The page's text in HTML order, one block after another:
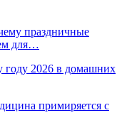
праздничные
для…
2026 в домашних
примиряется с